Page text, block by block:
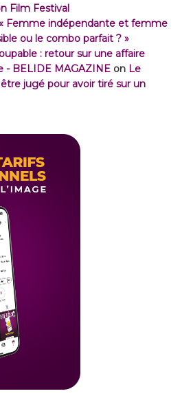
Film Festival
Femme indépendante et femme
ou le combo parfait ? »
: retour sur une affaire
- BELIDE MAGAZINE on Le
jugé pour avoir tiré sur un